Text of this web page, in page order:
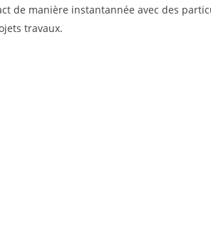
de manière instantannée avec des
travaux.